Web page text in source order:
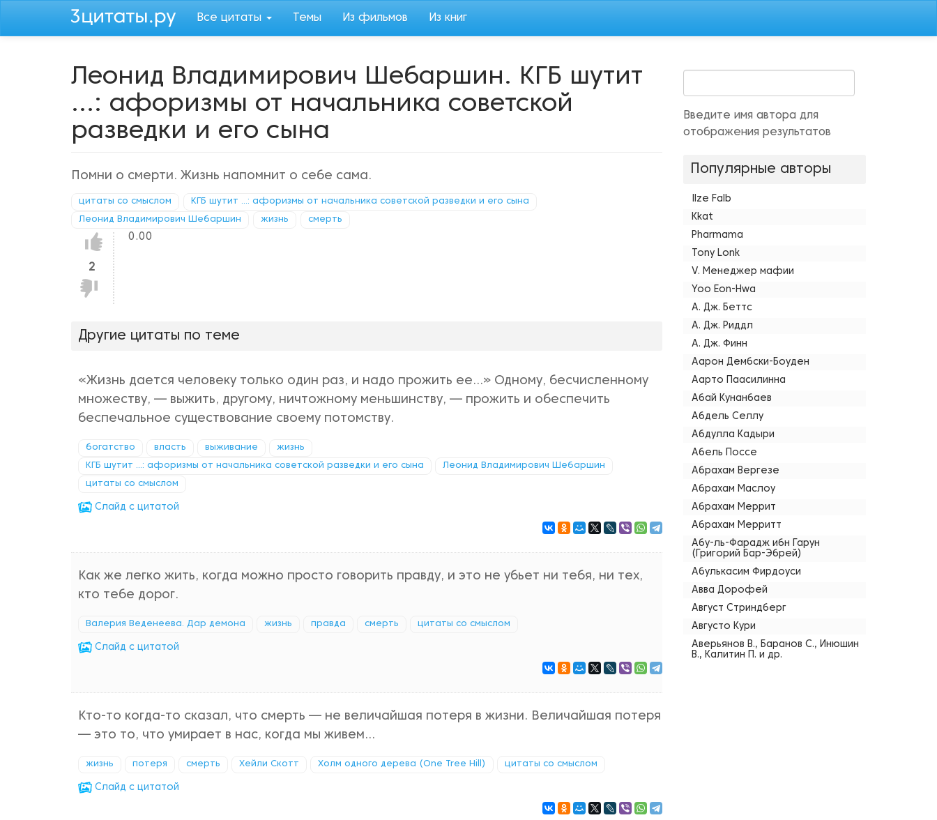
Все цитаты Темы Из фильмов Из книг
Леонид Владимирович Шебаршин. КГБ шутит
...: афоризмы от начальника советской
разведки и его сына
Помни о смерти. Жизнь напомнит о себе сама.
цитаты со смыслом КГБ шутит ...: афоризмы от начальника советской разведки и его сына
Леонид Владимирович Шебаршин жизнь смерть
Нравится!
2
Не
нравится!
0.00
Другие цитаты по теме
«Жизнь дается человеку только один раз, и надо прожить ее...» Одному, бесчисленному
множеству, — выжить, другому, ничтожному меньшинству, — прожить и обеспечить
беспечальное существование своему потомству.
богатство власть выживание жизнь
КГБ шутит ...: афоризмы от начальника советской разведки и его сына Леонид Владимирович Шебаршин
цитаты со смыслом
Cлайд с цитатой
Как же легко жить, когда можно просто говорить правду, и это не убьет ни тебя, ни тех,
кто тебе дорог.
Валерия Веденеева. Дар демона жизнь правда смерть цитаты со смыслом
Cлайд с цитатой
Кто-то когда-то сказал, что смерть — не величайшая потеря в жизни. Величайшая потеря
— это то, что умирает в нас, когда мы живем...
жизнь потеря смерть Хейли Скотт Холм одного дерева (One Tree Hill) цитаты со смыслом
Cлайд с цитатой
Введите имя автора для
отображения результатов
Популярные авторы
Ilze Falb
Kkat
Pharmama
Tony Lonk
V. Менеджер мафии
Yoo Eon-Hwa
А. Дж. Беттс
А. Дж. Риддл
А. Дж. Финн
Аарон Дембски-Боуден
Аарто Паасилинна
Абай Кунанбаев
Абдель Селлу
Абдулла Кадыри
Абель Поссе
Абрахам Вергезе
Абрахам Маслоу
Абрахам Меррит
Абрахам Мерритт
Абу-ль-Фарадж ибн Гарун
(Григорий Бар-Эбрей)
Абулькасим Фирдоуси
Авва Дорофей
Август Стриндберг
Августо Кури
Аверьянов В., Баранов С., Инюшин
В., Калитин П. и др.